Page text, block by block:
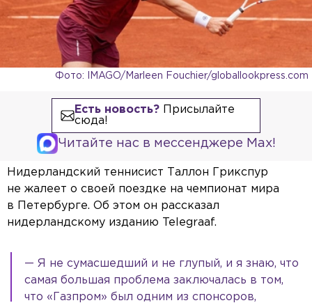
Фото: IMAGO/Marleen Fouchier/globallookpress.com
Есть новость?Присылайте
сюда!
Читайте нас в мессенджере Max!
Нидерландский теннисист Таллон Грикспур
не жалеет о своей поездке на чемпионат мира
в Петербурге. Об этом он рассказал
нидерландскому изданию Telegraaf.
— Я не сумасшедший и не глупый, и я знаю, что
самая большая проблема заключалась в том,
что «Газпром» был одним из спонсоров,